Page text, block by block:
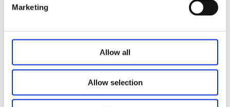
Marketing
Allow all
Allow selection
Mobilteil JCHT35K51C Mobilteil JCHT35K65S